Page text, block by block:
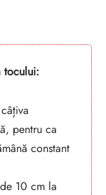
tocului:
pentru ca
constant
10 cm la